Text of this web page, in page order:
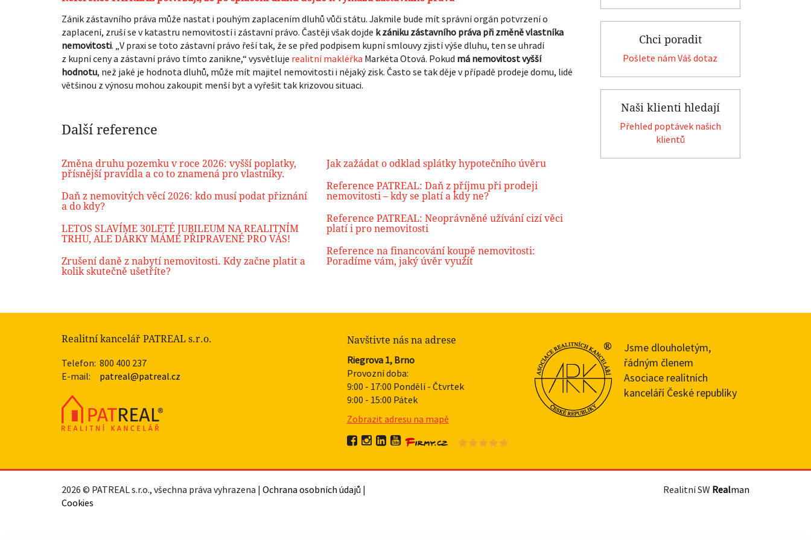
Zánik zástavního práva může nastat i pouhým zaplacením dluhů vůči státu. Jakmile bude mít správní orgán potvrzení o
zaplacení, zruší se v katastru nemovitostí i zástavní právo. Častěji však dojde k zániku zástavního práva při změně vlastníka
nemovitosti. „V praxi se toto zástavní právo řeší tak, že se před podpisem kupní smlouvy zjistí výše dluhu, ten se uhradí
z kupní ceny a zástavní právo tímto zanikne,“ vysvětluje realitní makléřka Markéta Otová. Pokud má nemovitost vyšší
hodnotu, než jaké je hodnota dluhů, může mít majitel nemovitosti i nějaký zisk. Často se tak děje v případě prodeje domu, lidé
většinou z výnosu mohou zakoupit menší byt a vyřešit tak krizovou situaci.
Další reference
Změna druhu pozemku v roce 2026: vyšší poplatky,
přísnější pravidla a co to znamená pro vlastníky.
Daň z nemovitých věcí 2026: kdo musí podat přiznání
a do kdy?
LETOS SLAVÍME 30LETÉ JUBILEUM NA REALITNÍM
TRHU, ALE DÁRKY MÁME PŘIPRAVENÉ PRO VÁS!
Zrušení daně z nabytí nemovitosti. Kdy začne platit a
kolik skutečně ušetříte?
Jak zažádat o odklad splátky hypotečního úvěru
Reference PATREAL: Daň z příjmu při prodeji
nemovitosti – kdy se platí a kdy ne?
Reference PATREAL: Neoprávněné užívání cizí věci
platí i pro nemovitosti
Reference na financování koupě nemovitosti:
Poradíme vám, jaký úvěr využít
Chci poradit
Pošlete nám Váš dotaz
Naši klienti hledají
Přehled poptávek našich
klientů
Realitní kancelář PATREAL s.r.o.
Telefon: 800 400 237
E-mail:
patreal@patreal.cz
Navštivte nás na adrese
Riegrova 1, Brno
Provozní doba:
9:00 - 17:00 Pondělí - Čtvrtek
9:00 - 15:00 Pátek
Zobrazit adresu na mapě
Jsme dlouholetým,
řádným členem
Asociace realitních
kanceláří České republiky
2026 © PATREAL s.r.o., všechna práva vyhrazena | Ochrana osobních údajů |
Cookies
Realitní SW Realman